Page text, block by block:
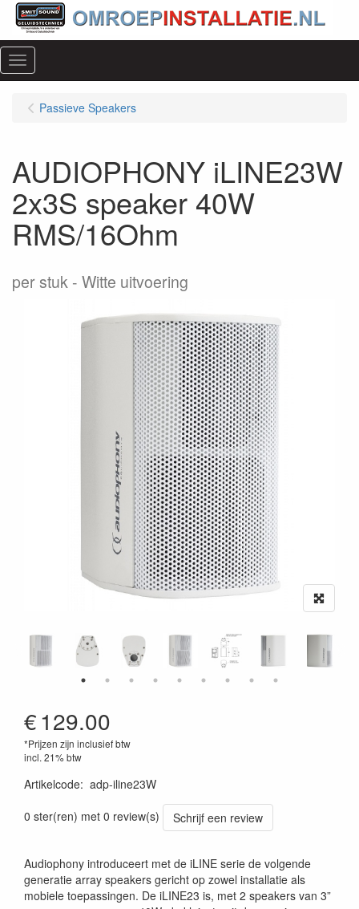
Menu
Passieve Speakers
AUDIOPHONY iLINE23W
2x3S speaker 40W
RMS/16Ohm
per stuk Witte uitvoering
€129.00
*Prijzen zijn inclusief btw
incl. 21% btw
Artikelcode: adp-iline23W
0 ster(ren) met 0 review(s)
Schrijf een review
Audiophony introduceert met de iLINE serie de volgende
generatie array speakers gericht op zowel installatie als
mobiele toepassingen. De iLINE23 is, met 2 speakers van 3”